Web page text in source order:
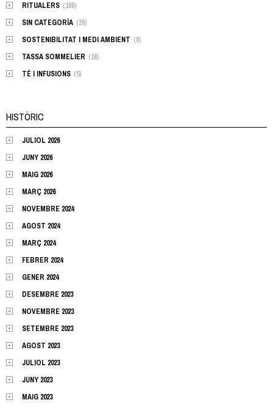
RITUALERS (168)
SIN CATEGORÍA (28)
SOSTENIBILITAT I MEDI AMBIENT (8)
TASSA SOMMELIER (18)
TÉ I INFUSIONS (5)
HISTÒRIC
JULIOL 2026
JUNY 2026
MAIG 2026
MARÇ 2026
NOVEMBRE 2024
AGOST 2024
MARÇ 2024
FEBRER 2024
GENER 2024
DESEMBRE 2023
NOVEMBRE 2023
SETEMBRE 2023
AGOST 2023
JULIOL 2023
JUNY 2023
MAIG 2023